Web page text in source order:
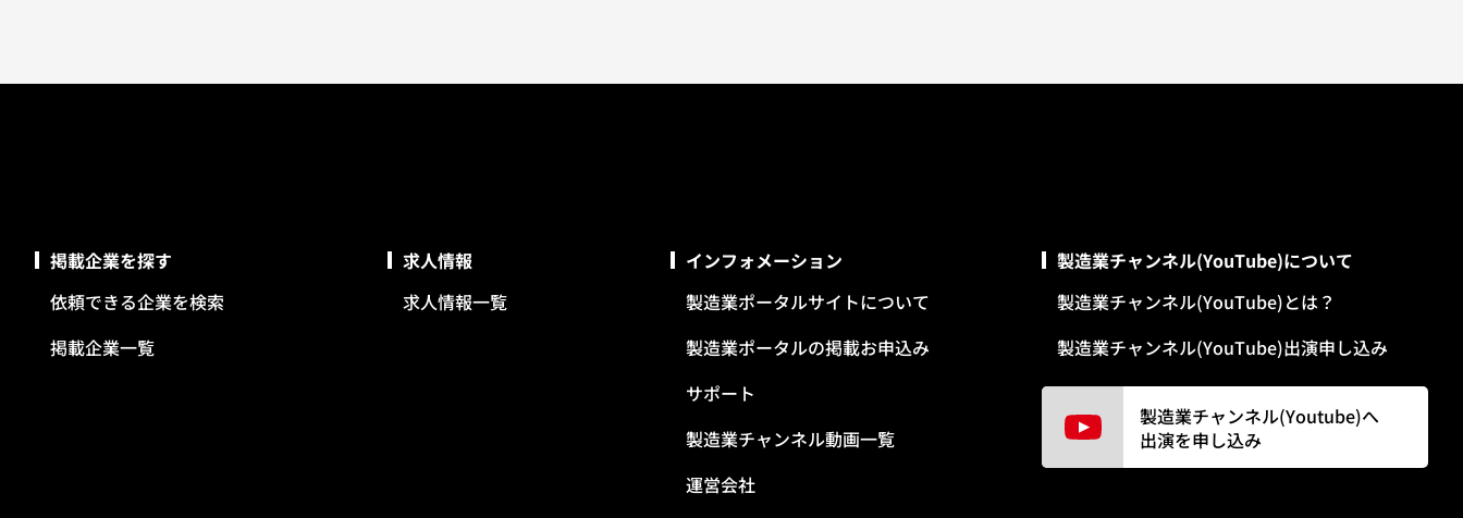
掲載企業を探す
依頼できる企業を検索
掲載企業一覧
求人情報
求人情報一覧
インフォメーション
製造業ポータルサイトについて
製造業ポータルの掲載お申込み
サポート
製造業チャンネル動画一覧
運営会社
製造業チャンネル(YouTube)について
製造業チャンネル(YouTube)とは？
製造業チャンネル(YouTube)出演申し込み
製造業チャンネル(Youtube)へ
出演を申し込み